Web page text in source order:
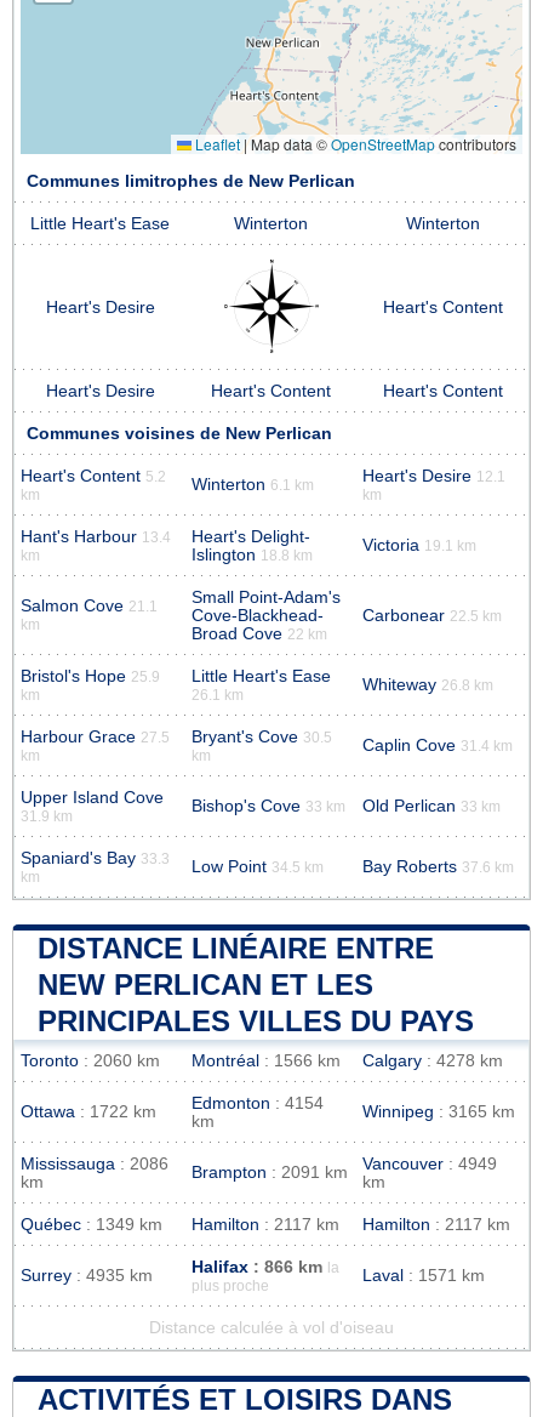
Leaflet | Map data ©OpenStreetMapcontributors
Communes limitrophes de New Perlican
Little Heart's Ease Winterton Winterton
Heart's Desire Heart's Content
Heart's Desire Heart's Content Heart's Content
Communes voisines de New Perlican
Heart's Content 5.2
km
Winterton 6.1 km Heart's Desire 12.1
km
Hant's Harbour 13.4
km
Heart's Delight-
Islington 18.8 km
Victoria 19.1 km
Salmon Cove 21.1
km
Small Point-Adam's
Cove-Blackhead-
Broad Cove 22 km
Carbonear 22.5 km
Bristol's Hope 25.9
km
Little Heart's Ease
26.1 km
Whiteway 26.8 km
Harbour Grace 27.5
km
Bryant's Cove 30.5
km
Caplin Cove 31.4 km
Upper Island Cove
31.9 km
Bishop's Cove 33 km Old Perlican 33 km
Spaniard's Bay 33.3
km
Low Point 34.5 km Bay Roberts 37.6 km
DISTANCE LINÉAIRE ENTRE
NEW PERLICAN ET LES
PRINCIPALES VILLES DU PAYS
Toronto : 2060 km Montréal : 1566 km Calgary : 4278 km
Ottawa : 1722 km Edmonton : 4154
km
Winnipeg : 3165 km
Mississauga : 2086
km
Brampton : 2091 km Vancouver : 4949
km
Québec : 1349 km Hamilton : 2117 km Hamilton : 2117 km
Surrey : 4935 km Halifax : 866 km
la
plus proche
Laval : 1571 km
Distance calculée à vol d'oiseau
ACTIVITÉS ET LOISIRS DANS